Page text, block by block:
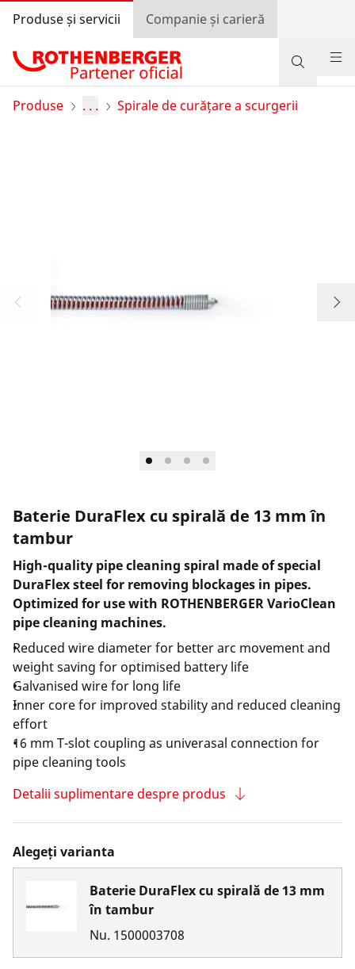
Produse și servicii Companie și carieră
Produse . . . Spirale de curățare a scurgerii
Baterie DuraFlex cu spirală de 13 mm în
tambur
High-quality pipe cleaning spiral made of special
DuraFlex steel for removing blockages in pipes.
Optimized for use with ROTHENBERGER VarioClean
pipe cleaning machines.
Reduced wire diameter for better arc movement and
weight saving for optimised battery life
Galvanised wire for long life
Inner core for improved stability and reduced cleaning
effort
16 mm T-slot coupling as univerasal connection for
pipe cleaning tools
Detalii suplimentare despre produs
Alegeți varianta
Baterie DuraFlex cu spirală de 13 mm
în tambur
Nu. 1500003708